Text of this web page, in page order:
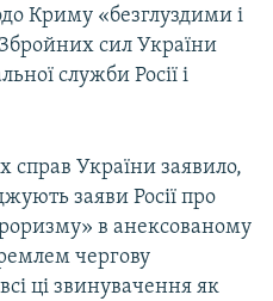
Криму «безглуздими і
сил України
служби Росії і
справ України заявило,
заяви Росії про
в анексованому
чергову
ці звинувачення як